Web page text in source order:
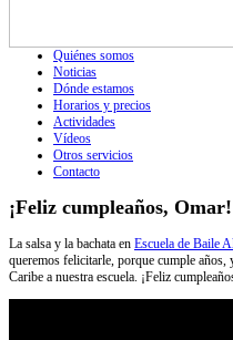
Quiénes somos
Noticias
Dónde estamos
Horarios y precios
Actividades
Vídeos
Otros servicios
Contacto
¡Feliz cumpleaños, Omar!
La salsa y la bachata en Escuela de Baile
queremos felicitarle, porque cumple años,
Caribe a nuestra escuela. ¡Feliz